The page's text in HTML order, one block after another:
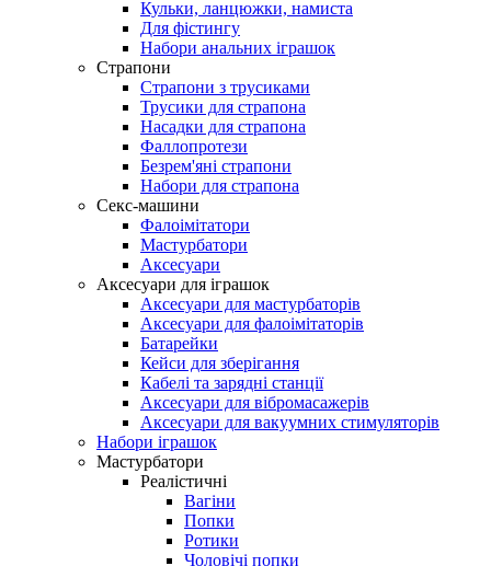
Кульки, ланцюжки, намиста
Для фістингу
Набори анальних іграшок
Страпони
Страпони з трусиками
Трусики для страпона
Насадки для страпона
Фаллопротези
Безрем'яні страпони
Набори для страпона
Секс-машини
Фалоімітатори
Мастурбатори
Аксесуари
Аксесуари для іграшок
Аксесуари для мастурбаторів
Аксесуари для фалоімітаторів
Батарейки
Кейси для зберігання
Кабелі та зарядні станції
Аксесуари для вібромасажерів
Аксесуари для вакуумних стимуляторів
Набори іграшок
Мастурбатори
Реалістичні
Вагіни
Попки
Ротики
Чоловічі попки